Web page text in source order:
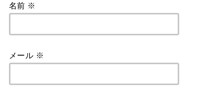
名前 ※
メール ※